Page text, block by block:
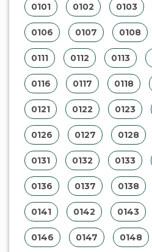
0101 0102 0103
0106 0107 0108
0111 0112 0113
0116 0117 0118
0121 0122 0123
0126 0127 0128
0131 0132 0133
0136 0137 0138
0141 0142 0143
0146 0147 0148